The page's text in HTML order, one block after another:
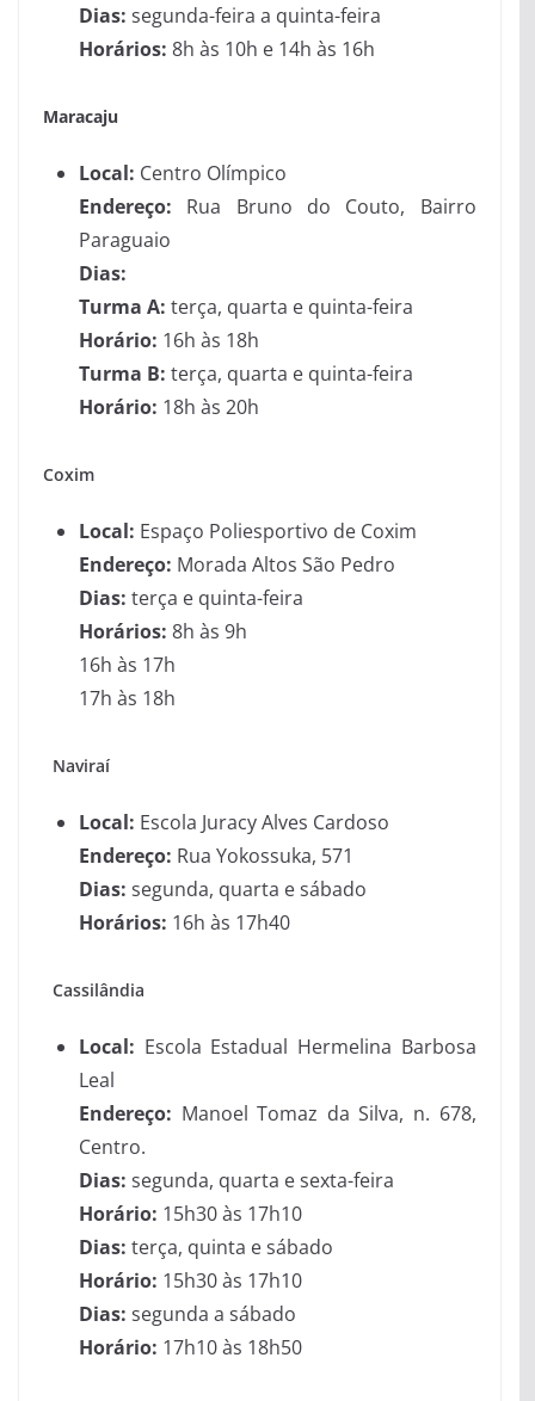
Dias: segunda-feira a quinta-feira
Horários: 8h às 10h e 14h às 16h
Maracaju
Local: Centro Olímpico
Endereço: Rua Bruno do Couto, Bairro
Paraguaio
Dias:
Turma A: terça, quarta e quinta-feira
Horário: 16h às 18h
Turma B: terça, quarta e quinta-feira
Horário: 18h às 20h
Coxim
Local: Espaço Poliesportivo de Coxim
Endereço: Morada Altos São Pedro
Dias: terça e quinta-feira
Horários: 8h às 9h
16h às 17h
17h às 18h
Naviraí
Local: Escola Juracy Alves Cardoso
Endereço: Rua Yokossuka, 571
Dias: segunda, quarta e sábado
Horários: 16h às 17h40
Cassilândia
Local: Escola Estadual Hermelina Barbosa
Leal
Endereço: Manoel Tomaz da Silva, n. 678,
Centro.
Dias: segunda, quarta e sexta-feira
Horário: 15h30 às 17h10
Dias: terça, quinta e sábado
Horário: 15h30 às 17h10
Dias: segunda a sábado
Horário: 17h10 às 18h50